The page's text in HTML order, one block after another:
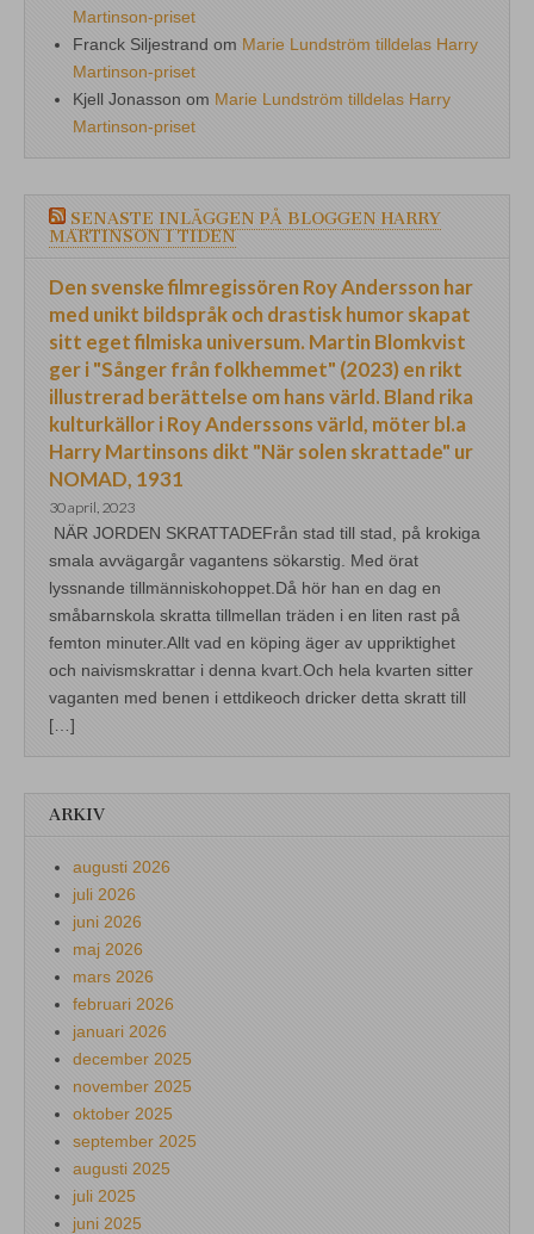
Martinson-priset
Franck Siljestrand om Marie Lundström tilldelas Harry
Martinson-priset
Kjell Jonasson om Marie Lundström tilldelas Harry
Martinson-priset
SENASTE INLÄGGEN PÅ BLOGGEN HARRY
MARTINSON I TIDEN
Den svenske filmregissören Roy Andersson har
med unikt bildspråk och drastisk humor skapat
sitt eget filmiska universum. Martin Blomkvist
ger i "Sånger från folkhemmet" (2023) en rikt
illustrerad berättelse om hans värld. Bland rika
kulturkällor i Roy Anderssons värld, möter bl.a
Harry Martinsons dikt "När solen skrattade" ur
NOMAD, 1931
30 april, 2023
NÄR JORDEN SKRATTADEFrån stad till stad, på krokiga
smala avvägargår vagantens sökarstig. Med örat
lyssnande tillmänniskohoppet.Då hör han en dag en
småbarnskola skratta tillmellan träden i en liten rast på
femton minuter.Allt vad en köping äger av uppriktighet
och naivismskrattar i denna kvart.Och hela kvarten sitter
vaganten med benen i ettdikeoch dricker detta skratt till
[…]
ARKIV
augusti 2026
juli 2026
juni 2026
maj 2026
mars 2026
februari 2026
januari 2026
december 2025
november 2025
oktober 2025
september 2025
augusti 2025
juli 2025
juni 2025